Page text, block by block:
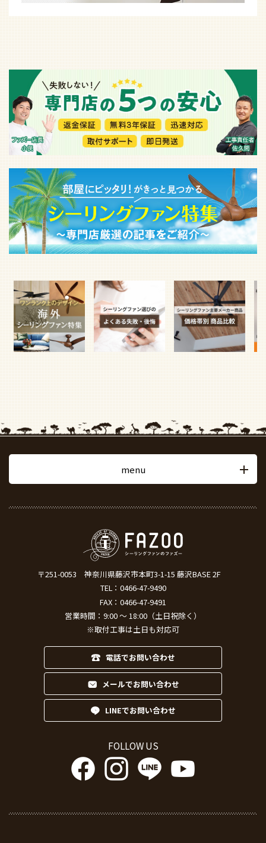
menu
〒251-0053
神奈川県藤沢市本町3-1-15 藤沢BASE 2F
TEL： 0466-47-9490
FAX：0466-47-9491
営業時間：9:00 ～ 18:00（土日祝除く）
※取付工事は土日も対応可
電話でお問い合わせ
メールでお問い合わせ
LINEでお問い合わせ
FOLLOW US